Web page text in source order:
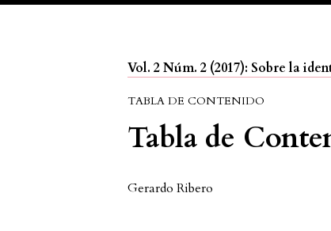
Vol. 2 Núm. 2 (2017): Sobre la
TABLA DE CONTENIDO
Tabla de
Gerardo Ribero